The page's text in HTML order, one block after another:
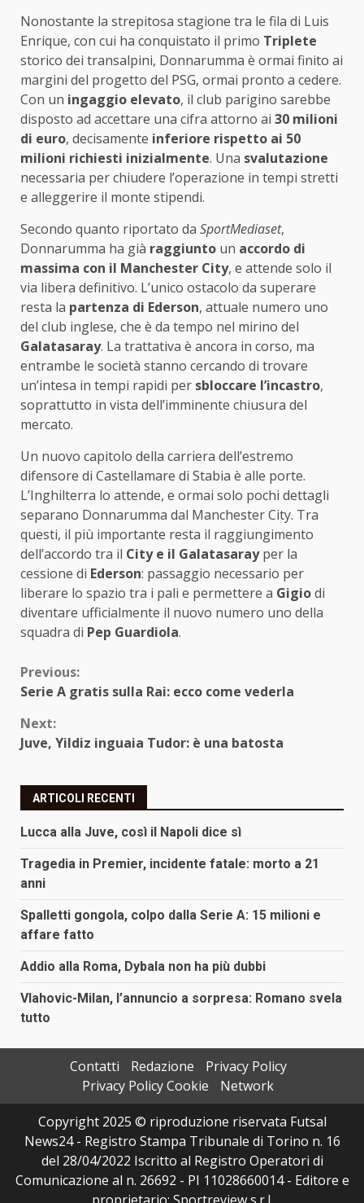
Nonostante la strepitosa stagione tra le fila di Luis
Enrique, con cui ha conquistato il primo Triplete
storico dei transalpini, Donnarumma è ormai finito ai
margini del progetto del PSG, ormai pronto a cedere.
Con un ingaggio elevato, il club parigino sarebbe
disposto ad accettare una cifra attorno ai 30 milioni
di euro, decisamente inferiore rispetto ai 50
milioni richiesti inizialmente. Una svalutazione
necessaria per chiudere l’operazione in tempi stretti
e alleggerire il monte stipendi.
Secondo quanto riportato da SportMediaset,
Donnarumma ha già raggiunto un accordo di
massima con il Manchester City, e attende solo il
via libera definitivo. L’unico ostacolo da superare
resta la partenza di Ederson, attuale numero uno
del club inglese, che è da tempo nel mirino del
Galatasaray. La trattativa è ancora in corso, ma
entrambe le società stanno cercando di trovare
un’intesa in tempi rapidi per sbloccare l’incastro,
soprattutto in vista dell’imminente chiusura del
mercato.
Un nuovo capitolo della carriera dell’estremo
difensore di Castellamare di Stabia è alle porte.
L’Inghilterra lo attende, e ormai solo pochi dettagli
separano Donnarumma dal Manchester City. Tra
questi, il più importante resta il raggiungimento
dell’accordo tra il City e il Galatasarayper la
cessione di Ederson: passaggio necessario per
liberare lo spazio tra i pali e permettere a Gigiodi
diventare ufficialmente il nuovo numero uno della
squadra di Pep Guardiola.
Continue
Reading
Previous:
Serie A gratis sulla Rai: ecco come vederla
Next:
Juve, Yildiz inguaia Tudor: è una batosta
ARTICOLI RECENTI
Lucca alla Juve, così il Napoli dice sì
Tragedia in Premier, incidente fatale: morto a 21
anni
Spalletti gongola, colpo dalla Serie A: 15 milioni e
affare fatto
Addio alla Roma, Dybala non ha più dubbi
Vlahovic-Milan, l’annuncio a sorpresa: Romano svela
tutto
Contatti Redazione
Privacy Policy
Privacy Policy Cookie
Network
Copyright 2025 © riproduzione riservata Futsal
News24 - Registro Stampa Tribunale di Torino n. 16
del 28/04/2022 Iscritto al Registro Operatori di
Comunicazione al n. 26692 - PI 11028660014 - Editore e